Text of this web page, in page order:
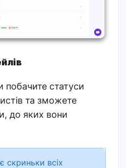
побачите статуси
та зможете
до яких вони
скриньки всіх